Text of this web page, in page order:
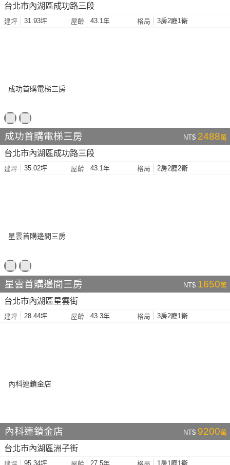
台北市內湖區成功路三段
建坪 31.93坪 屋齡 43.1年 格局 3房2廳1衛
成功首購電梯三房 NT$ 2488萬
台北市內湖區成功路三段
建坪 35.02坪 屋齡 43.1年 格局 2房2廳2衛
星雲首購邊間三房 NT$ 1650萬
台北市內湖區星雲街
建坪 28.44坪 屋齡 43.3年 格局 3房2廳1衛
內科連鎖金店 NT$ 9200萬
台北市內湖區洲子街
95.34坪 27.5年 1房1廳1衛